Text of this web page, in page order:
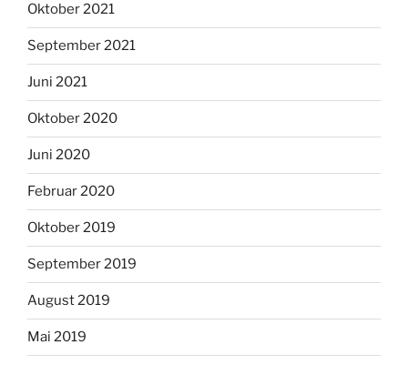
Oktober 2021
September 2021
Juni 2021
Oktober 2020
Juni 2020
Februar 2020
Oktober 2019
September 2019
August 2019
Mai 2019